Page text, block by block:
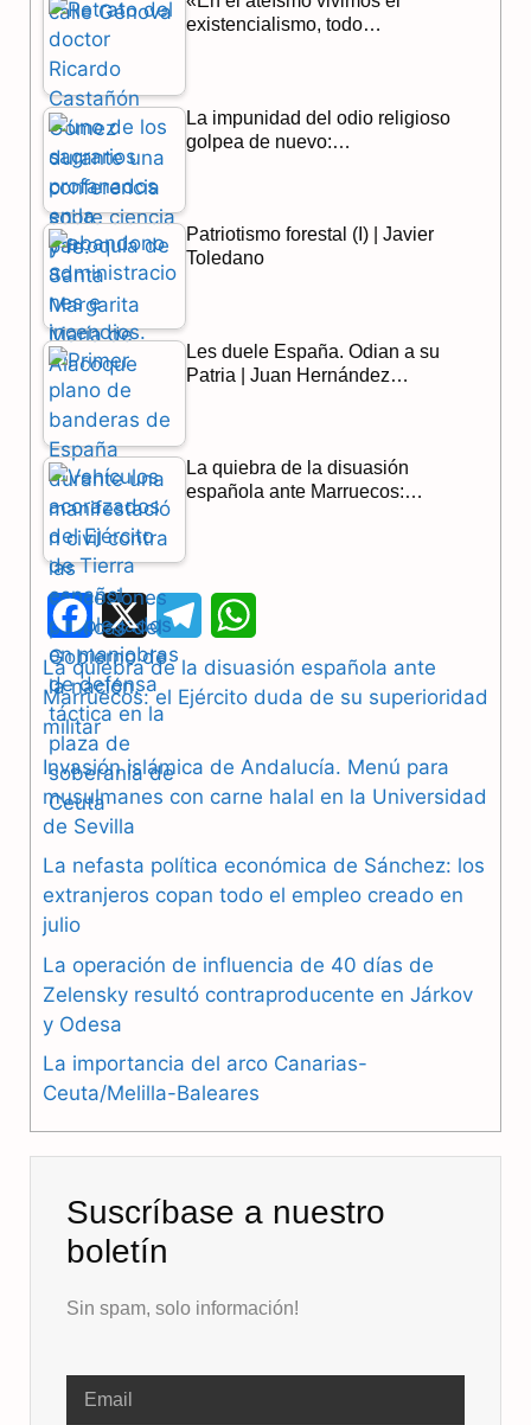
o
k
a p
existencialismo, todo…
La impunidad del odio religioso
golpea de nuevo:…
Patriotismo forestal (I) | Javier
Toledano
Les duele España. Odian a su
Patria | Juan Hernández…
La quiebra de la disuasión
española ante Marruecos:…
F
a
c
e
b
o
o
X
e
l
g
a
h
a
s
p
La quiebra de la disuasión española ante
Marruecos: el Ejército duda de su superioridad
militar
Invasión islámica de Andalucía. Menú para
musulmanes con carne halal en la Universidad
de Sevilla
La nefasta política económica de Sánchez: los
extranjeros copan todo el empleo creado en
julio
La operación de influencia de 40 días de
Zelensky resultó contraproducente en Járkov
y Odesa
La importancia del arco Canarias-
Ceuta/Melilla-Baleares
Suscríbase a nuestro
boletín
Sin spam, solo información!